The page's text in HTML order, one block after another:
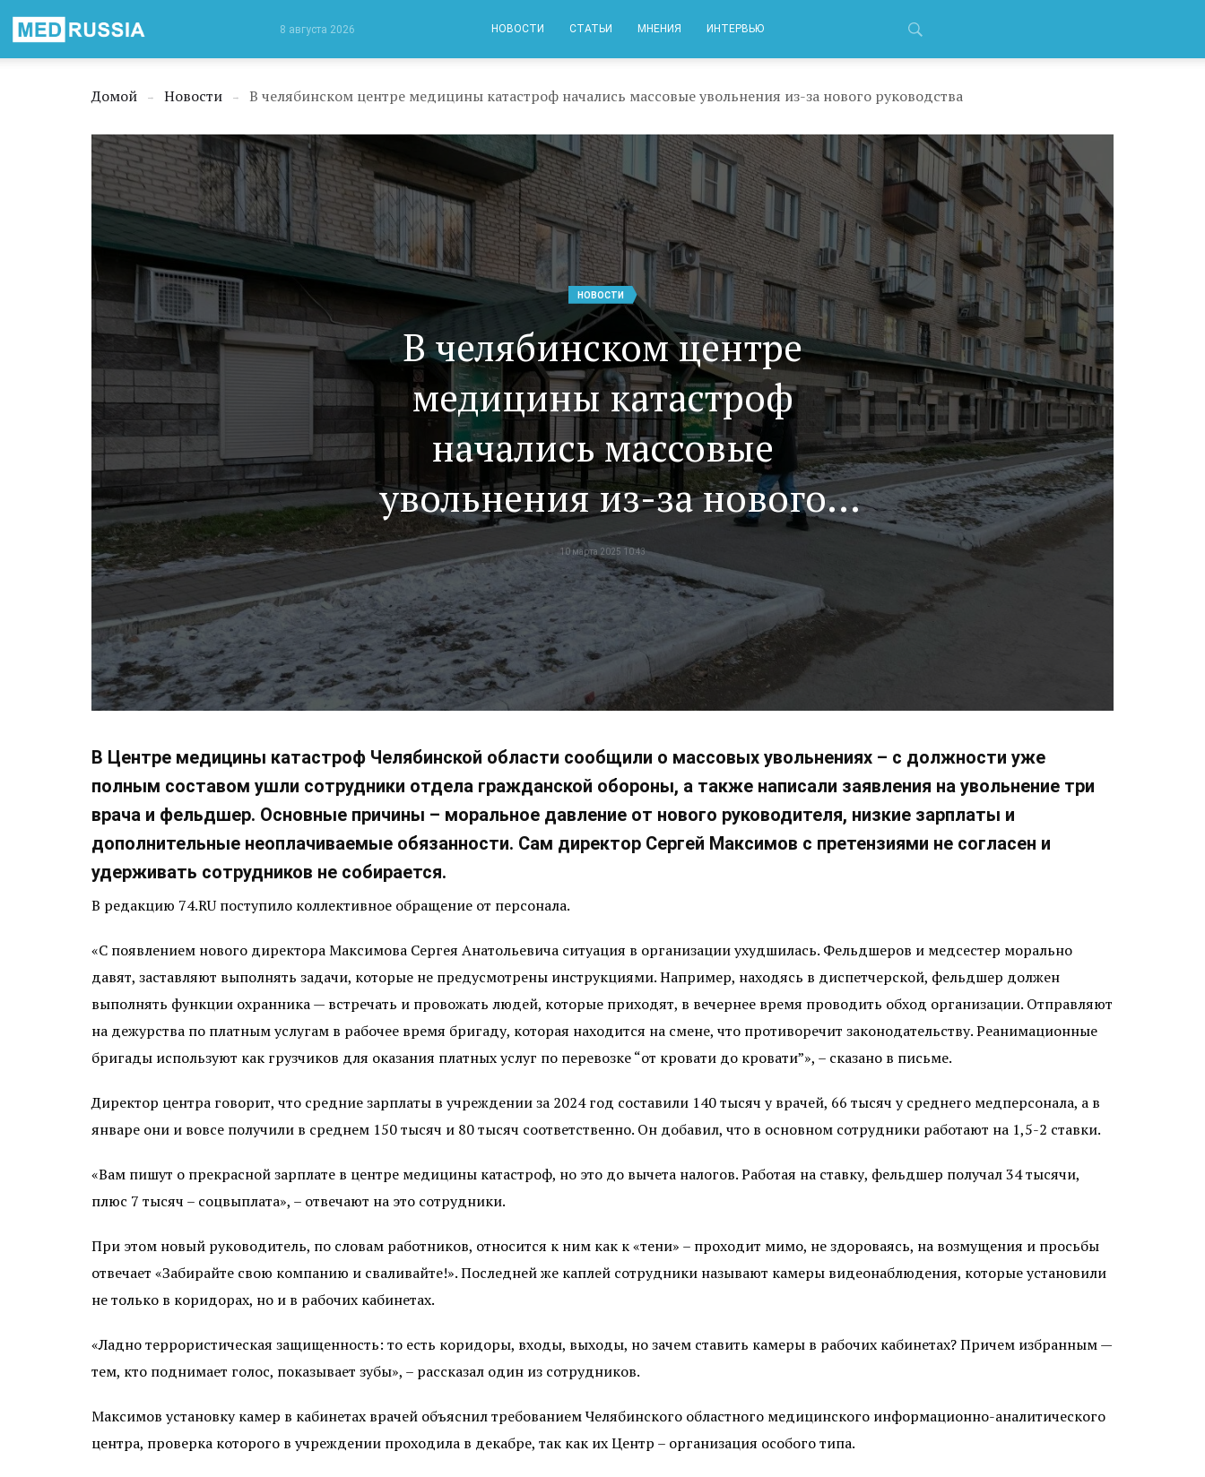
8 августа 2026 НОВОСТИ СТАТЬИ МНЕНИЯ ИНТЕРВЬЮ
Домой → Новости → В челябинском центре медицины катастроф начались массовые увольнения из-за нового руководства
НОВОСТИ
В челябинском центре
медицины катастроф
начались массовые
увольнения из-за нового
руководства
10 марта 2025 10:43
В Центре медицины катастроф Челябинской области сообщили о массовых увольнениях – с должности уже
полным составом ушли сотрудники отдела гражданской обороны, а также написали заявления на увольнение три
врача и фельдшер. Основные причины – моральное давление от нового руководителя, низкие зарплаты и
дополнительные неоплачиваемые обязанности. Сам директор Сергей Максимов с претензиями не согласен и
удерживать сотрудников не собирается.
В редакцию 74.RU поступило коллективное обращение от персонала.
«С появлением нового директора Максимова Сергея Анатольевича ситуация в организации ухудшилась. Фельдшеров и медсестер морально
давят, заставляют выполнять задачи, которые не предусмотрены инструкциями. Например, находясь в диспетчерской, фельдшер должен
выполнять функции охранника — встречать и провожать людей, которые приходят, в вечернее время проводить обход организации. Отправляют
на дежурства по платным услугам в рабочее время бригаду, которая находится на смене, что противоречит законодательству. Реанимационные
бригады используют как грузчиков для оказания платных услуг по перевозке “от кровати до кровати”», – сказано в письме.
Директор центра говорит, что средние зарплаты в учреждении за 2024 год составили 140 тысяч у врачей, 66 тысяч у среднего медперсонала, а в
январе они и вовсе получили в среднем 150 тысяч и 80 тысяч соответственно. Он добавил, что в основном сотрудники работают на 1,5-2 ставки.
«Вам пишут о прекрасной зарплате в центре медицины катастроф, но это до вычета налогов. Работая на ставку, фельдшер получал 34 тысячи,
плюс 7 тысяч – соцвыплата», – отвечают на это сотрудники.
При этом новый руководитель, по словам работников, относится к ним как к «тени» – проходит мимо, не здороваясь, на возмущения и просьбы
отвечает «Забирайте свою компанию и сваливайте!». Последней же каплей сотрудники называют камеры видеонаблюдения, которые установили
не только в коридорах, но и в рабочих кабинетах.
«Ладно террористическая защищенность: то есть коридоры, входы, выходы, но зачем ставить камеры в рабочих кабинетах? Причем избранным —
тем, кто поднимает голос, показывает зубы», – рассказал один из сотрудников.
Максимов установку камер в кабинетах врачей объяснил требованием Челябинского областного медицинского информационно-аналитического
центра, проверка которого в учреждении проходила в декабре, так как их Центр – организация особого типа.